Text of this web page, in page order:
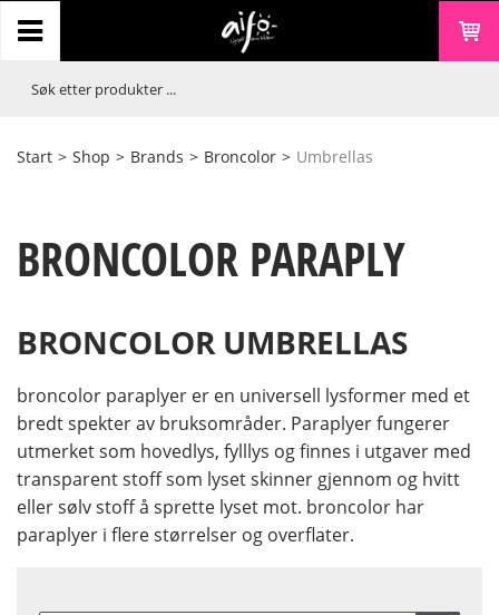
Start > Shop > Brands > Broncolor > Umbrellas
BRONCOLOR PARAPLY
BRONCOLOR UMBRELLAS
broncolor paraplyer er en universell lysformer med et
bredt spekter av bruksområder. Paraplyer fungerer
utmerket som hovedlys, fylllys og finnes i utgaver med
transparent stoff som lyset skinner gjennom og hvitt
eller sølv stoff å sprette lyset mot. broncolor har
paraplyer i flere størrelser og overflater.